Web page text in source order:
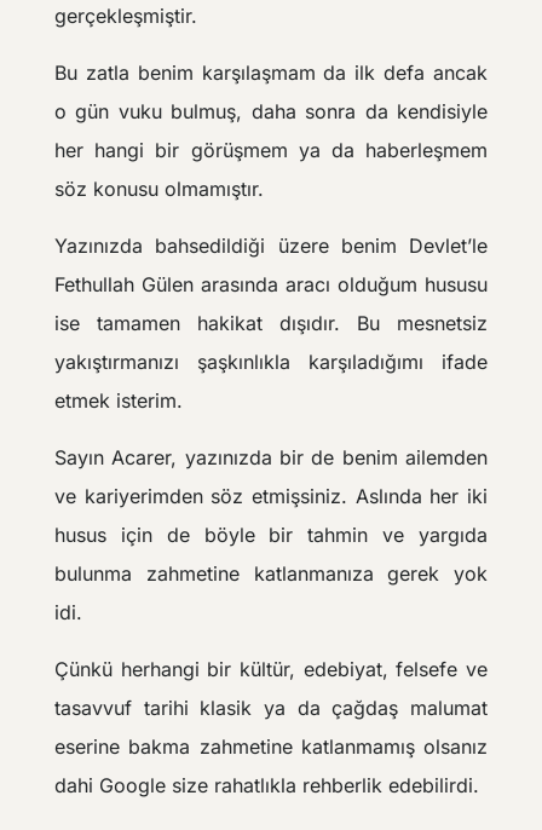
gerçekleşmiştir.
Bu zatla benim karşılaşmam da ilk defa ancak
o gün vuku bulmuş, daha sonra da kendisiyle
her hangi bir görüşmem ya da haberleşmem
söz konusu olmamıştır.
Yazınızda bahsedildiği üzere benim Devlet’le
Fethullah Gülen arasında aracı olduğum hususu
ise tamamen hakikat dışıdır. Bu mesnetsiz
yakıştırmanızı şaşkınlıkla karşıladığımı ifade
etmek isterim.
Sayın Acarer, yazınızda bir de benim ailemden
ve kariyerimden söz etmişsiniz. Aslında her iki
husus için de böyle bir tahmin ve yargıda
bulunma zahmetine katlanmanıza gerek yok
idi.
Çünkü herhangi bir kültür, edebiyat, felsefe ve
tasavvuf tarihi klasik ya da çağdaş malumat
eserine bakma zahmetine katlanmamış olsanız
dahi Google size rahatlıkla rehberlik edebilirdi.